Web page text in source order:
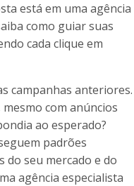
está em uma agência
como guiar suas
cada clique em
campanhas anteriores.
com anúncios
ao esperado?
padrões
do seu mercado e do
agência especialista